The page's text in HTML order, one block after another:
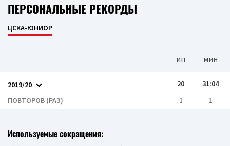
ПЕРСОНАЛЬНЫЕ РЕКОРДЫ
ЦСКА-ЮНИОР
ип мин
2019/20 20
31:04
ПОВТОРОВ (РАЗ)
1 1
Используемые сокращения: